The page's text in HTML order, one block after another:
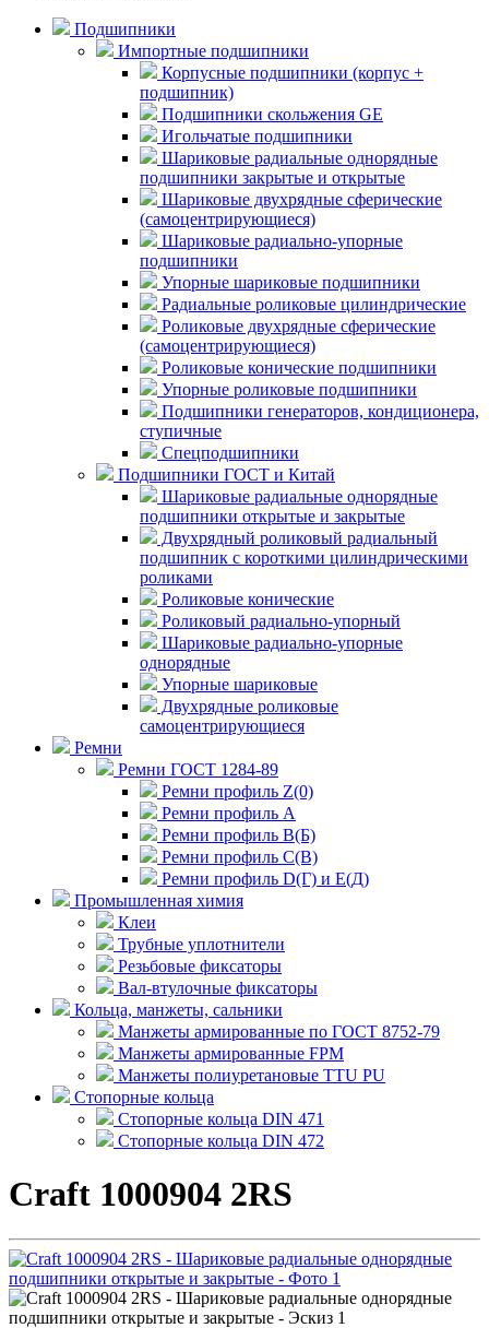
Подшипники
Импортные подшипники
Корпусные подшипники (корпус +
подшипник)
Подшипники скольжения GE
Игольчатые подшипники
Шариковые радиальные однорядные
подшипники закрытые и открытые
Шариковые двухрядные сферические
(самоцентрирующиеся)
Шариковые радиально-упорные
подшипники
Упорные шариковые подшипники
Радиальные роликовые цилиндрические
Роликовые двухрядные сферические
(самоцентрирующиеся)
Роликовые конические подшипники
Упорные роликовые подшипники
Подшипники генераторов, кондиционера,
ступичные
Спецподшипники
Подшипники ГОСТ и Китай
Шариковые радиальные однорядные
подшипники открытые и закрытые
Двухрядный роликовый радиальный
подшипник с короткими цилиндрическими
роликами
Роликовые конические
Роликовый радиально-упорный
Шариковые радиально-упорные
однорядные
Упорные шариковые
Двухрядные роликовые
самоцентрирующиеся
Ремни
Ремни ГОСТ 1284-89
Ремни профиль Z(0)
Ремни профиль А
Ремни профиль В(Б)
Ремни профиль С(В)
Ремни профиль D(Г) и E(Д)
Промышленная химия
Клеи
Трубные уплотнители
Резьбовые фиксаторы
Вал-втулочные фиксаторы
Кольца, манжеты, сальники
Манжеты армированные по ГОСТ 8752-79
Манжеты армированные FPM
Манжеты полиуретановые TTU PU
Стопорные кольца
Стопорные кольца DIN 471
Стопорные кольца DIN 472
Craft 1000904 2RS